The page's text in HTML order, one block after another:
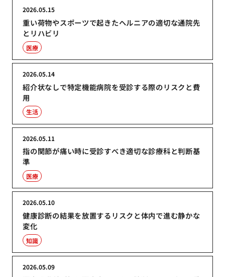
重い荷物やスポーツで起きたヘルニアの適切な通院先
とリハビリ
2026.05.15
医療
紹介状なしで特定機能病院を受診する際のリスクと費
用
2026.05.14
生活
指の関節が痛い時に受診すべき適切な診療科と判断基
準
2026.05.11
医療
健康診断の結果を放置するリスクと体内で進む静かな
変化
2026.05.10
知識
2026.05.09